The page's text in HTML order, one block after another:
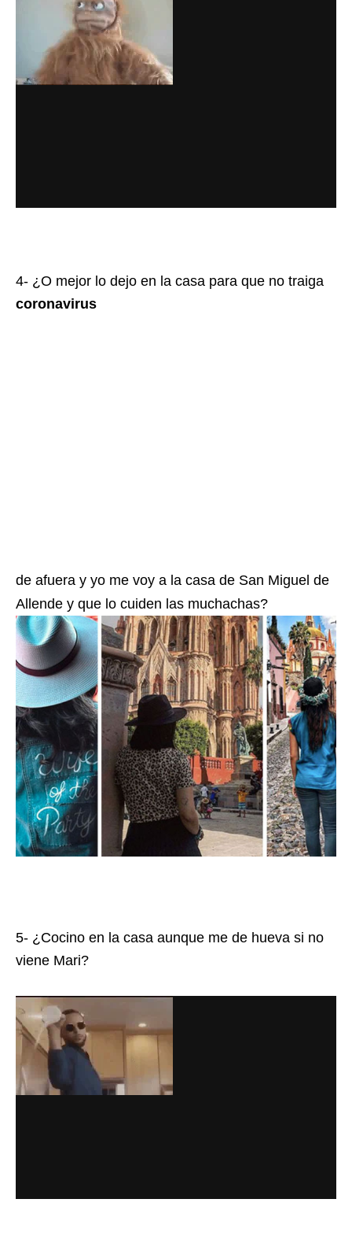
4- ¿O mejor lo dejo en la casa para que no traiga
coronavirus
de afuera y yo me voy a la casa de San Miguel de
Allende y que lo cuiden las muchachas?
5- ¿Cocino en la casa aunque me de hueva si no
viene Mari?